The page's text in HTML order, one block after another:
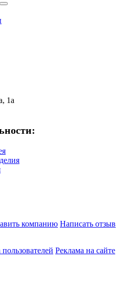
1а
компанию Написать отзыв
Реклама на сайте